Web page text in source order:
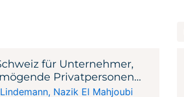
für Unternehmer,
Privatpersonen
, Nazik El Mahjoubi